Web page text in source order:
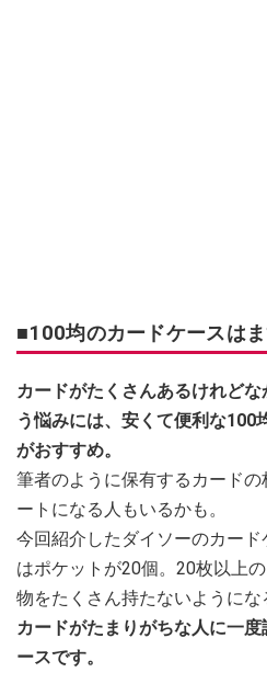
■100均のカードケースは
カードがたくさんあるけれど
う悩みには、安くて便利な100
がおすすめ。
筆者のように保有するカード
ートになる人もいるかも。
今回紹介したダイソーのカード
はポケットが20個。20枚以上
物をたくさん持たないようにな
カードがたまりがちな人に一
ースです。